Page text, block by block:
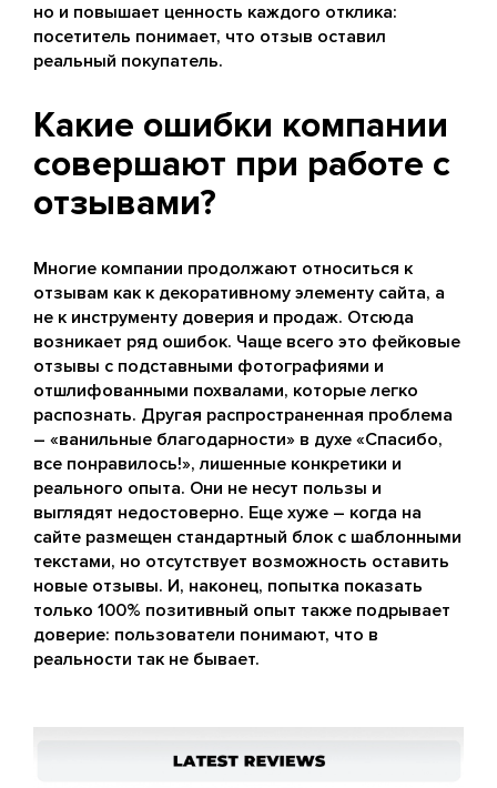
но и повышает ценность каждого отклика:
посетитель понимает, что отзыв оставил
реальный покупатель.
Какие ошибки компании
совершают при работе с
отзывами?
Многие компании продолжают относиться к
отзывам как к декоративному элементу сайта, а
не к инструменту доверия и продаж. Отсюда
возникает ряд ошибок. Чаще всего это фейковые
отзывы с подставными фотографиями и
отшлифованными похвалами, которые легко
распознать. Другая распространенная проблема
– «ванильные благодарности» в духе «Спасибо,
все понравилось!», лишенные конкретики и
реального опыта. Они не несут пользы и
выглядят недостоверно. Еще хуже – когда на
сайте размещен стандартный блок с шаблонными
текстами, но отсутствует возможность оставить
новые отзывы. И, наконец, попытка показать
только 100% позитивный опыт также подрывает
доверие: пользователи понимают, что в
реальности так не бывает.